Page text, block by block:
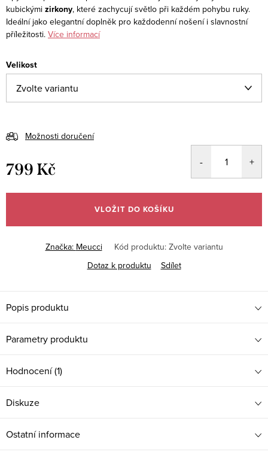
kubickými zirkony, které zachycují světlo při každém pohybu ruky.
Ideální jako elegantní doplněk pro každodenní nošení i slavnostní
příležitosti. Více informací
Velikost
Možnosti doručení
799 Kč
cena:
VLOŽIT DO KOŠÍKU
Značka: Meucci Kód produktu: Zvolte variantu
Dotaz k produktu
Sdílet
Popis produktu
Parametry produktu
Hodnocení (1)
Diskuze
Ostatní informace